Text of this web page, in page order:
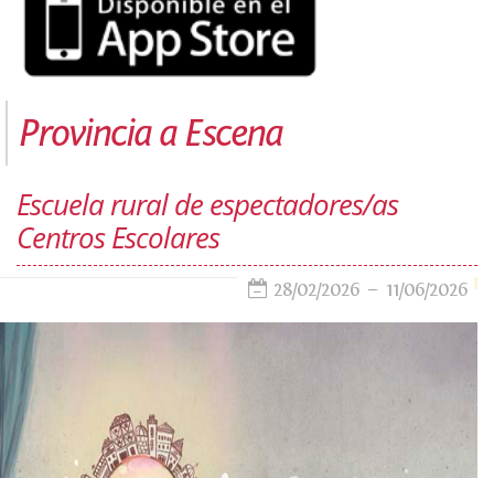
Provincia a Escena
Escuela rural de espectadores/as
Centros Escolares
28/02/2026 11/06/2026